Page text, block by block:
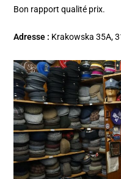
Bon rapport qualité prix.
Adresse : Krakowska 35A,